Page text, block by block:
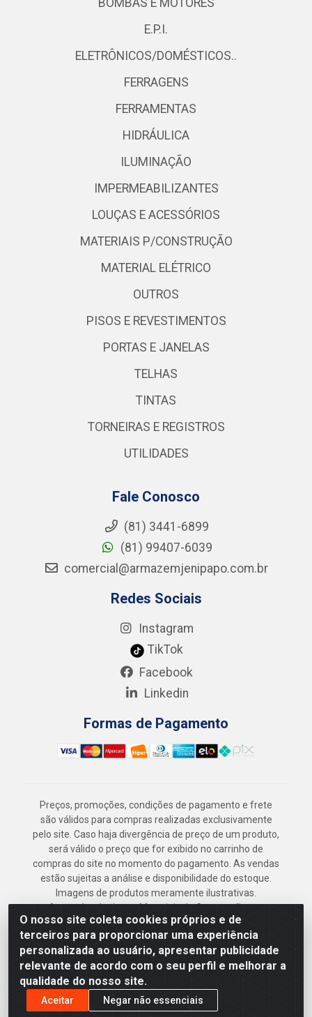
O nosso site coleta cookies próprios e de
terceiros para proporcionar uma experiência
personalizada ao usuário, apresentar publicidade
relevante de acordo com o seu perfil e melhorar a
qualidade do nosso site.
Aceitar
Negar não essenciais
BOMBAS E MOTORES
E.P.I.
ELETRÔNICOS/DOMÉSTICOS..
FERRAGENS
FERRAMENTAS
HIDRÁULICA
ILUMINAÇÃO
IMPERMEABILIZANTES
LOUÇAS E ACESSÓRIOS
MATERIAIS P/CONSTRUÇÃO
MATERIAL ELÉTRICO
OUTROS
PISOS E REVESTIMENTOS
PORTAS E JANELAS
TELHAS
TINTAS
TORNEIRAS E REGISTROS
UTILIDADES
Fale Conosco
(81) 3441-6899
(81) 99407-6039
comercial@armazemjenipapo.com.br
Redes Sociais
Instagram
TikTok
Facebook
Linkedin
Formas de Pagamento
Preços, promoções, condições de pagamento e frete
são válidos para compras realizadas exclusivamente
pelo site. Caso haja divergência de preço de um produto,
será válido o preço que for exibido no carrinho de
compras do site no momento do pagamento. As vendas
estão sujeitas a análise e disponibilidade do estoque.
Imagens de produtos meramente ilustrativas.
Armazém Jenipapo Materiais de Construção em
Geral LTDA - Rua das Flores, 2691 - Guabiraba,
Recife/PE - CEP 52.291-630 - CNPJ
41.097.379/0001-